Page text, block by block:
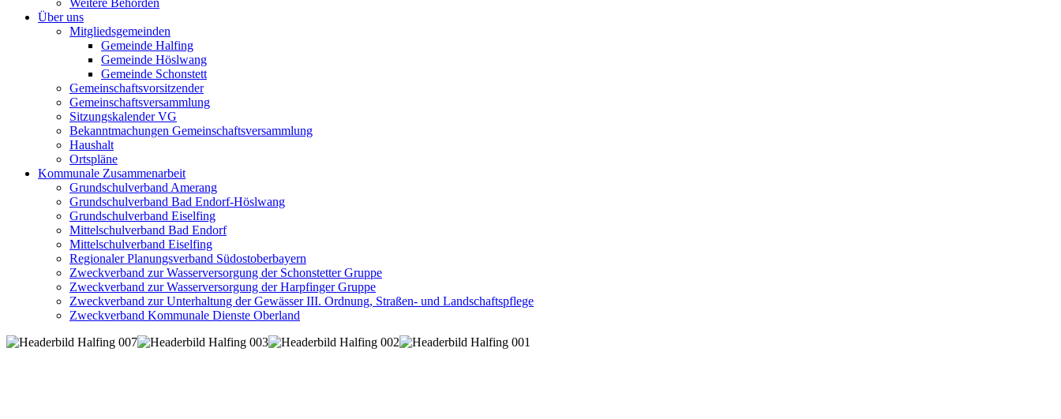
Weitere Behörden
Über uns
Mitgliedsgemeinden
Gemeinde Halfing
Gemeinde Höslwang
Gemeinde Schonstett
Gemeinschaftsvorsitzender
Gemeinschaftsversammlung
Sitzungskalender VG
Bekanntmachungen Gemeinschaftsversammlung
Haushalt
Ortspläne
Kommunale Zusammenarbeit
Grundschulverband Amerang
Grundschulverband Bad Endorf-Höslwang
Grundschulverband Eiselfing
Mittelschulverband Bad Endorf
Mittelschulverband Eiselfing
Regionaler Planungsverband Südostoberbayern
Zweckverband zur Wasserversorgung der Schonstetter Gruppe
Zweckverband zur Wasserversorgung der Harpfinger Gruppe
Zweckverband zur Unterhaltung der Gewässer III. Ordnung, Straßen- und Landschaftspflege
Zweckverband Kommunale Dienste Oberland